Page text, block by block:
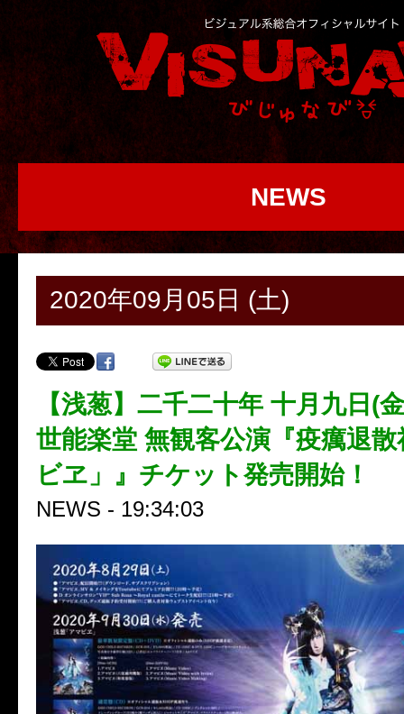
NEWS
2020年09月05日 (土)
【浅葱】二千二十年 十月九日(
世能楽堂 無観客公演『疫癘退
ビヱ」』チケット発売開始！
NEWS - 19:34:03